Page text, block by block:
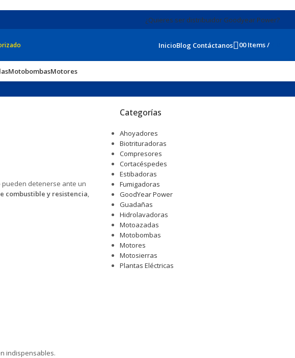
¿Quieres ser distribuidor Goodyear Power?
InicioBlog Contáctanos 00Items/
MotobombasMotores
pueden detenerse ante un
combustible y resistencia
indispensables.
Categorías
Ahoyadores
Biotrituradoras
Compresores
Cortacéspedes
Estibadoras
Fumigadoras
GoodYear Power
Guadañas
Hidrolavadoras
Motoazadas
Motobombas
Motores
Motosierras
Plantas Eléctricas